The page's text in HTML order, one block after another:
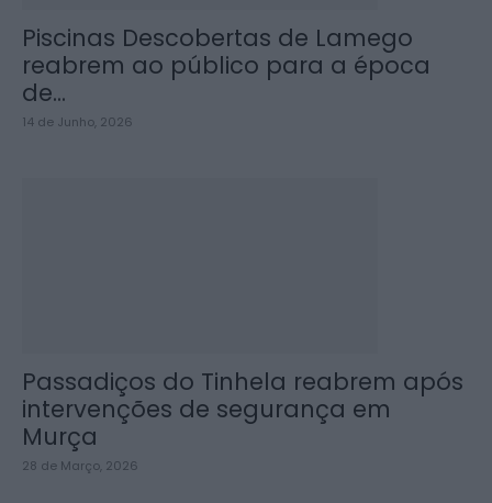
Piscinas Descobertas de Lamego
reabrem ao público para a época
de...
14 de Junho, 2026
Passadiços do Tinhela reabrem após
intervenções de segurança em
Murça
28 de Março, 2026